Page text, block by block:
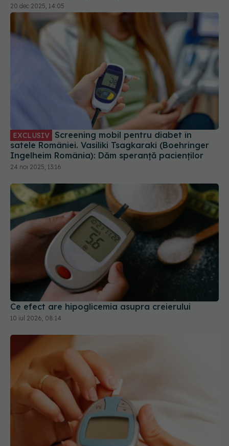
20 dec 2025, 14:05
EXCLUSIV
satele României. Vasiliki Tsagkaraki (Boehringer
Ingelheim România): Dăm speranță pacienților
24 noi 2025, 13:16
Ce efect are hipoglicemia asupra creierului
10 iul 2026, 08:14